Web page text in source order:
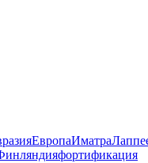
ЕвропаИматра
фортификация